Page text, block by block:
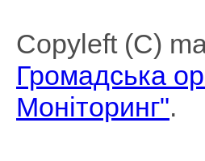
Copyleft (C)
Громадська
Моніторинг".